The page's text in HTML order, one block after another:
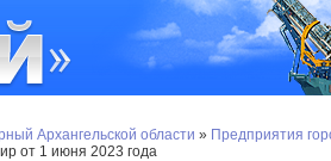
Архангельской области » Предприятия
от 1 июня 2023 года